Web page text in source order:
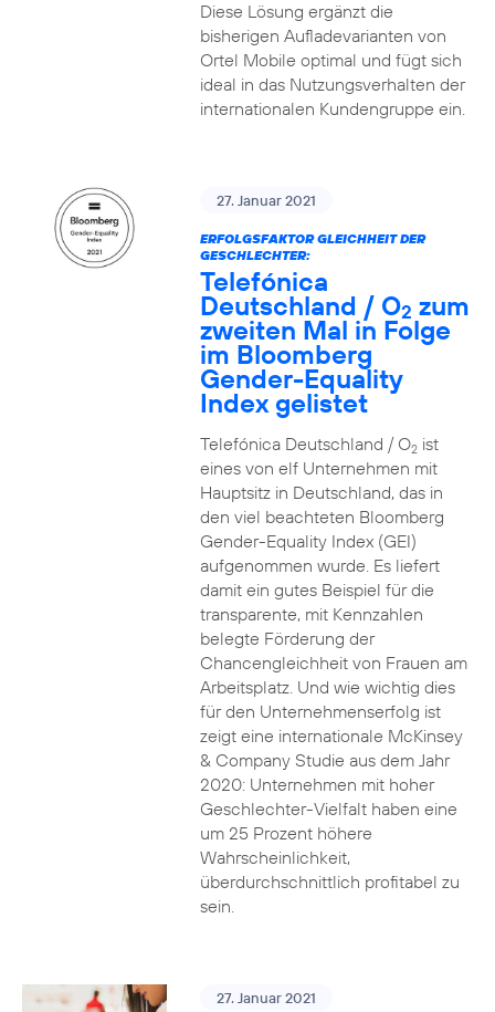
Diese Lösung ergänzt die
bisherigen Aufladevarianten von
Ortel Mobile optimal und fügt sich
ideal in das Nutzungsverhalten der
internationalen Kundengruppe ein.
27. Januar 2021
ERFOLGSFAKTOR GLEICHHEIT DER
GESCHLECHTER:
Telefónica
Deutschland / O2 zum
zweiten Mal in Folge
im Bloomberg
Gender-Equality
Index gelistet
Telefónica Deutschland / O2ist
eines von elf Unternehmen mit
Hauptsitz in Deutschland, das in
den viel beachteten Bloomberg
Gender-Equality Index (GEI)
aufgenommen wurde. Es liefert
damit ein gutes Beispiel für die
transparente, mit Kennzahlen
belegte Förderung der
Chancengleichheit von Frauen am
Arbeitsplatz. Und wie wichtig dies
für den Unternehmenserfolg ist
zeigt eine internationale McKinsey
& Company Studie aus dem Jahr
2020: Unternehmen mit hoher
Geschlechter-Vielfalt haben eine
um 25 Prozent höhere
Wahrscheinlichkeit,
überdurchschnittlich profitabel zu
sein.
27. Januar 2021